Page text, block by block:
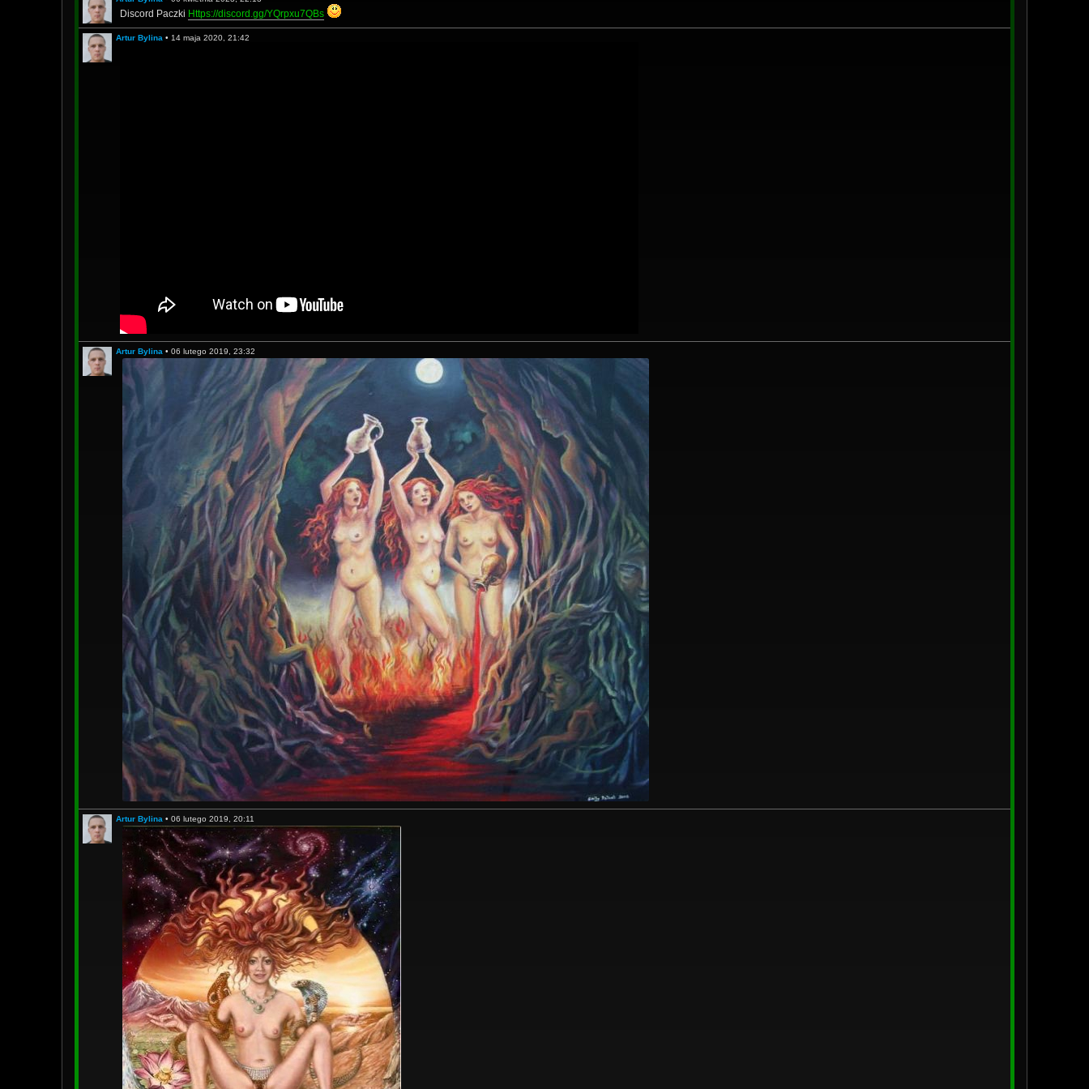
Discord Paczki Https://discord.gg/YQrpxu7QBs
Artur Bylina • 14 maja 2020, 21:42
Artur Bylina • 06 lutego 2019, 23:32
Artur Bylina • 06 lutego 2019, 20:11